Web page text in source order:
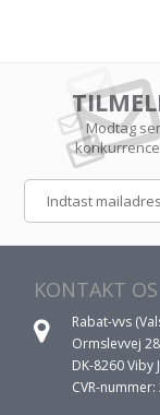
Modtag
KONTAKT OS
Rabat-vvs
Ormslevvej
DK-8260 Viby J
CVR-